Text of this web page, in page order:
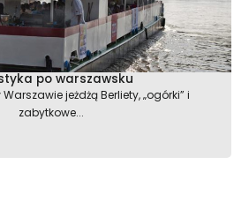
po warszawsku
jeżdżą Berliety, „ogórki” i
zabytkowe...